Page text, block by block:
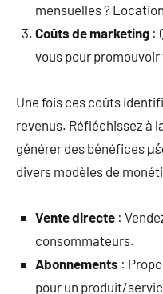
mensuelles ?
Coûts de marketing :
vous pour promouvoir
Une fois ces coûts
revenus. Réfléchissez à
générer des bénéfices
divers modèles de
Vente directe :
consommateurs.
Abonnements :
pour un produit/